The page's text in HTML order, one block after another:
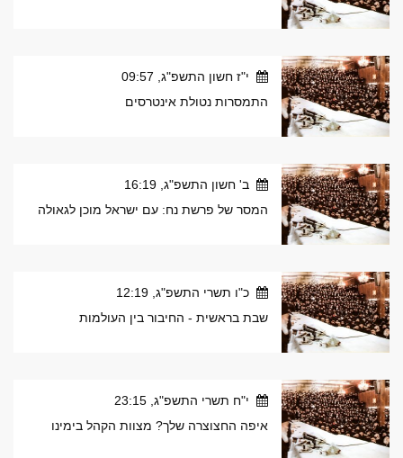
י"ז חשון התשפ"ג, 09:57
התמסרות נטולת אינטרסים
ב' חשון התשפ"ג, 16:19
המסר של פרשת נח: עם ישראל מוכן לגאולה
כ"ו תשרי התשפ"ג, 12:19
שבת בראשית - החיבור בין העולמות
י"ח תשרי התשפ"ג, 23:15
איפה החצוצרה שלך? מצוות הקהל בימינו